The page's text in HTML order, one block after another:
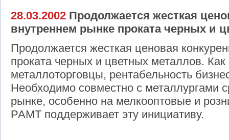
28.03.2002 Продолжается жесткая
внутреннем рынке проката черных и
Продолжается жесткая ценовая
проката черных и цветных металлов.
металлоторговцы, рентабельность
Необходимо совместно с металлургами
рынке, особенно на мелкооптовые и
РАМТ поддерживает эту инициативу.